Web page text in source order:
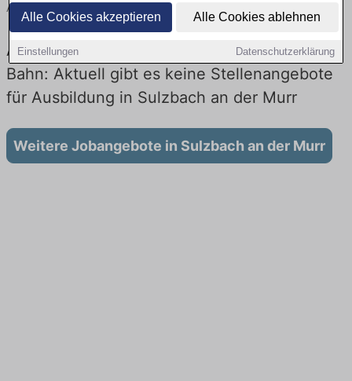
Alle Cookies akzeptieren Alle Cookies ablehnen
Einstellungen Datenschutzerklärung
Arbeitgebern und bewerben Sie sich noch heute.
Ausbildung in Sulzbach an der Murr bei der
Bahn: Aktuell gibt es keine Stellenangebote
für Ausbildung in Sulzbach an der Murr
Weitere Jobangebote in Sulzbach an der Murr